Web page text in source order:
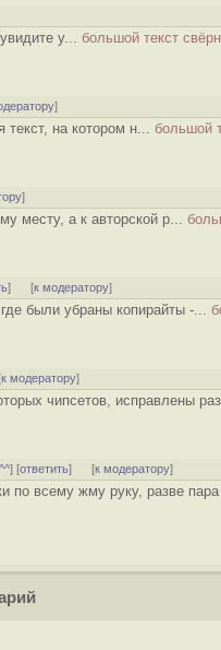
у... большой текст
]
на котором н... большой
]
месту, а к авторской р...
] [к модератору]
были убраны копирайты -...
к модератору]
чипсетов, исправлены
] [ответить] [к модератору]
по всему жму руку, разве